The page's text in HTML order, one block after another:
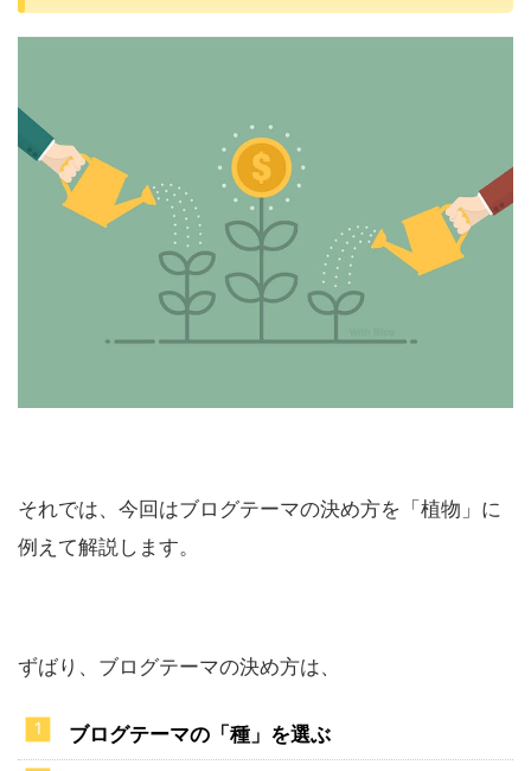
それでは、今回はブログテーマの決め方を「植物」に
例えて解説します。
ずばり、ブログテーマの決め方は、
ブログテーマの「種」を選ぶ